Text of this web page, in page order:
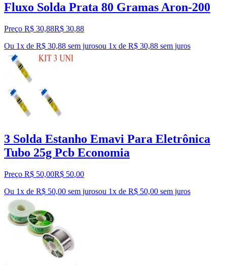
Fluxo Solda Prata 80 Gramas Aron-200
Preço R$ 30,88R$ 30,88
Ou 1x de R$ 30,88 sem jurosou 1x de R$ 30,88 sem juros
3 Solda Estanho Emavi Para Eletrônica
Tubo 25g Pcb Economia
Preço R$ 50,00R$ 50,00
Ou 1x de R$ 50,00 sem jurosou 1x de R$ 50,00 sem juros